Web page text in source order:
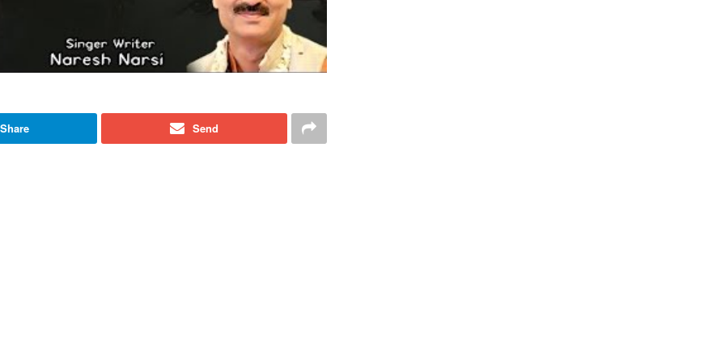
Share Send